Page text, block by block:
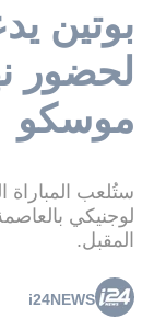
بوتين
لحضور
موسكو
المقبل.
i24NEWS